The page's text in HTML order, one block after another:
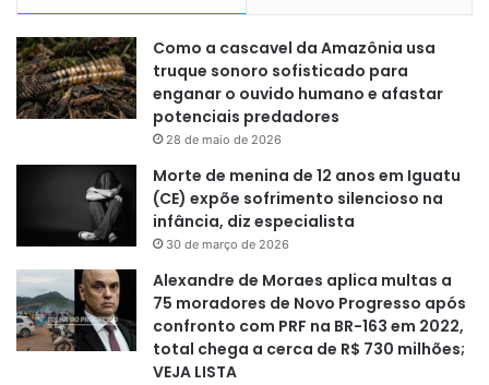
Como a cascavel da Amazônia usa
truque sonoro sofisticado para
enganar o ouvido humano e afastar
potenciais predadores
28 de maio de 2026
Morte de menina de 12 anos em Iguatu
(CE) expõe sofrimento silencioso na
infância, diz especialista
30 de março de 2026
Alexandre de Moraes aplica multas a
75 moradores de Novo Progresso após
confronto com PRF na BR-163 em 2022,
total chega a cerca de R$ 730 milhões;
VEJA LISTA